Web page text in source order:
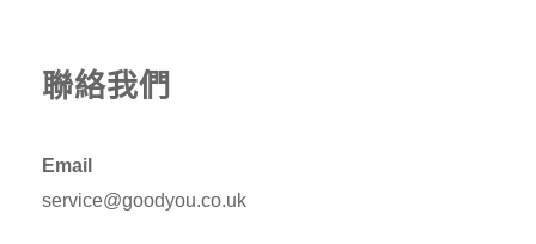
聯絡我們
Email
service@goodyou.co.uk